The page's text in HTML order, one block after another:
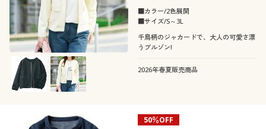
■カラー/2色展開
■サイズ/S～3L
千鳥柄のジャカードで、大人の可愛さ漂
うブルゾン!
2026年春夏販売商品
50％OFF